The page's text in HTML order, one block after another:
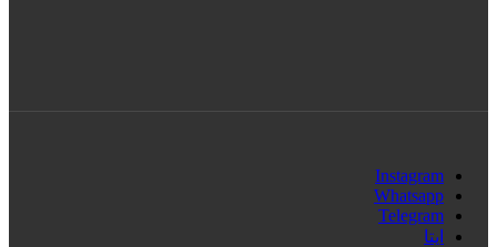
Instagram
Whatsapp
Telegram
ایتا